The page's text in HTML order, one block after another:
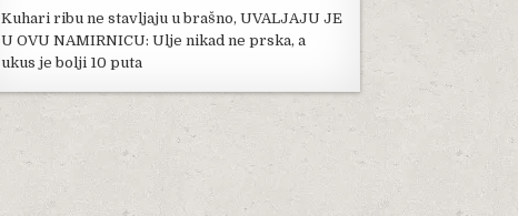
Kuhari ribu ne stavljaju u brašno, UVALJAJU JE
U OVU NAMIRNICU: Ulje nikad ne prska, a
ukus je bolji 10 puta